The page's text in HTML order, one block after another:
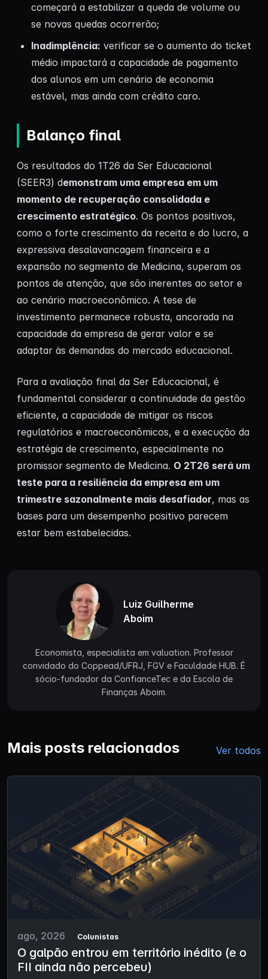
começará a estabilizar a queda de volume ou
se novas quedas ocorrerão;
Inadimplência: verificar se o aumento do ticket
médio impactará a capacidade de pagamento
dos alunos em um cenário de economia
estável, mas ainda com crédito caro.
Balanço final
Os resultados do 1T26 da Ser Educacional
(SEER3) demonstram uma empresa em um
momento de recuperação consolidada e
crescimento estratégico. Os pontos positivos,
como o forte crescimento da receita e do lucro, a
expressiva desalavancagem financeira e a
expansão no segmento de Medicina, superam os
pontos de atenção, que são inerentes ao setor e
ao cenário macroeconômico. A tese de
investimento permanece robusta, ancorada na
capacidade da empresa de gerar valor e se
adaptar às demandas do mercado educacional.
Para a avaliação final da Ser Educacional, é
fundamental considerar a continuidade da gestão
eficiente, a capacidade de mitigar os riscos
regulatórios e macroeconômicos, e a execução da
estratégia de crescimento, especialmente no
promissor segmento de Medicina. O 2T26 será um
teste para a resiliência da empresa em um
trimestre sazonalmente mais desafiador, mas as
bases para um desempenho positivo parecem
estar bem estabelecidas.
Luiz Guilherme
Aboim
Economista, especialista em valuation. Professor
convidado do Coppead/UFRJ, FGV e Faculdade HUB. É
sócio-fundador da ConfianceTec e da Escola de
Finanças Aboim.
Mais posts relacionados Ver todos
ago, 2026 Colunistas
O galpão entrou em território inédito (e o
FII ainda não percebeu)